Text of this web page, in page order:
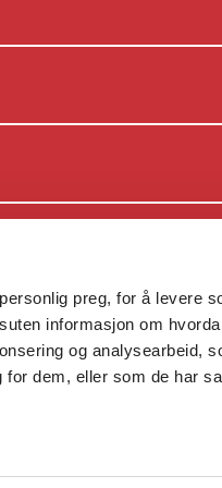
preg, for å levere
informasjon om
og analysearbeid,
for dem, eller som de har